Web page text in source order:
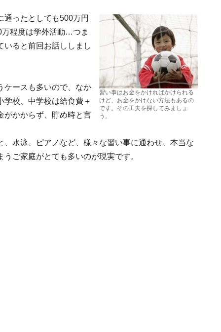
習い事はお金をかければかけられる
けど、お金をかけない方法もあるの
です。その工夫を探してみましょ
う。
通ったとしても500万円
程度は学外活動…つま
いると前回お話ししまし
ケースも多いので、なか
学校、中学校は給食費＋
がかからず、貯め時と言
水泳、ピアノなど、様々な習い事に通わせ、本当な
ご家庭がとても多いのが現実です。